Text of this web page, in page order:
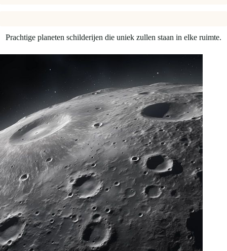
Prachtige planeten schilderijen die uniek zullen staan in elke ruimte.